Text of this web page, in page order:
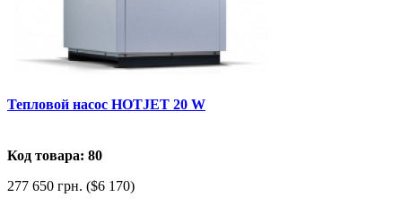
Тепловой насос HOTJET 20 W
Код товара: 80
277 650 грн. ($6 170)